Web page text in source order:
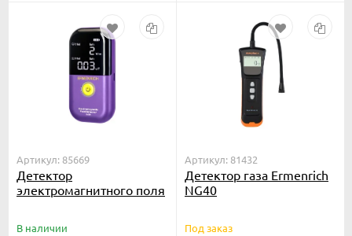
Артикул: 85669
Детектор
электромагнитного поля
В наличии
Артикул: 81432
Детектор газа Ermenrich
NG40
Под заказ